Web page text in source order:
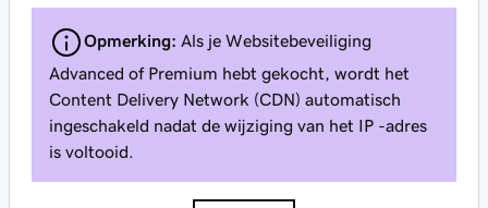
Opmerking: Als je Websitebeveiliging
Advanced of Premium hebt gekocht, wordt het
Content Delivery Network (CDN) automatisch
ingeschakeld nadat de wijziging van het IP -adres
is voltooid.